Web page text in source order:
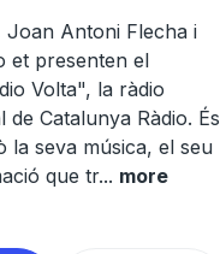
Joan Antoni Flecha i
et presenten el
Volta", la ràdio
de Catalunya Ràdio. És
la seva música, el seu
que tr... more